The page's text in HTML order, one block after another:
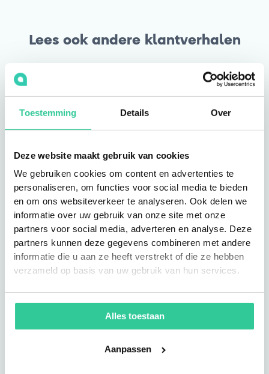
Toestemming Details Over
Deze website maakt gebruik van cookies
We gebruiken cookies om content en advertenties te
personaliseren, om functies voor social media te bieden
en om ons websiteverkeer te analyseren. Ook delen we
informatie over uw gebruik van onze site met onze
partners voor social media, adverteren en analyse. Deze
partners kunnen deze gegevens combineren met andere
informatie die u aan ze heeft verstrekt of die ze hebben
verzameld op basis van uw gebruik van hun services.
Alles toestaan
Aanpassen
Lees ook andere klantverhalen
Woningcorporaties
Gooi en Omstreken
“Meer overzicht, minder
administratieve rompslomp“